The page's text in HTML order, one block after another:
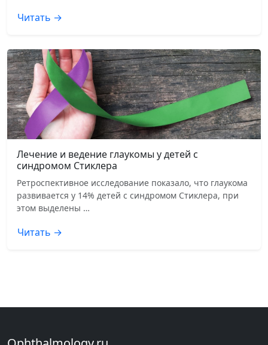
Читать →
Лечение и ведение глаукомы у детей с
синдромом Стиклера
Ретроспективное исследование показало, что глаукома
развивается у 14% детей с синдромом Стиклера, при
этом выделены …
Читать →